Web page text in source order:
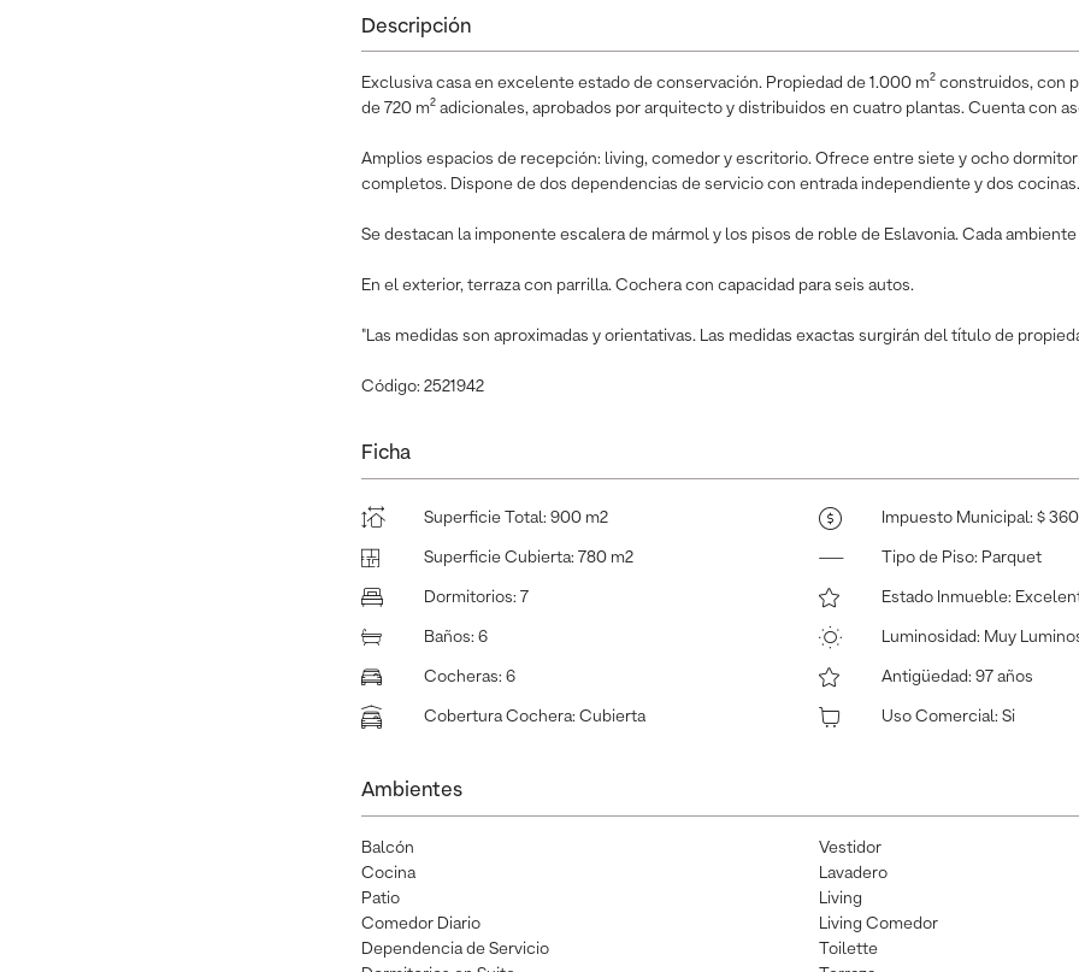
Descripción
Exclusiva casa en excelente estado de conservación. Propiedad de 1.000 m² construidos, con
de 720 m² adicionales, aprobados por arquitecto y distribuidos en cuatro plantas. Cuenta con
Amplios espacios de recepción: living, comedor y escritorio. Ofrece entre siete y ocho
completos. Dispone de dos dependencias de servicio con entrada independiente y dos cocinas.
Se destacan la imponente escalera de mármol y los pisos de roble de Eslavonia. Cada
En el exterior, terraza con parrilla. Cochera con capacidad para seis autos.
"Las medidas son aproximadas y orientativas. Las medidas exactas surgirán del título de
Código: 2521942
Ficha
Superficie Total: 900 m2
Superficie Cubierta: 780 m2
Dormitorios: 7
Baños: 6
Cocheras: 6
Cobertura Cochera: Cubierta
Impuesto Municipal: $
Tipo de Piso: Parquet
Estado Inmueble:
Luminosidad: Muy
Antigüedad: 97 años
Uso Comercial: Si
Ambientes
Balcón
Cocina
Patio
Comedor Diario
Dependencia de Servicio
Vestidor
Lavadero
Living
Living Comedor
Toilette